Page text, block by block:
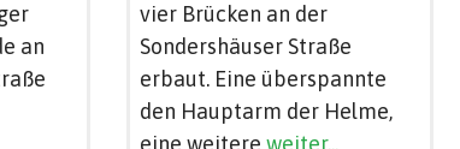
an
vier Brücken an der
Sondershäuser Straße
erbaut. Eine überspannte
den Hauptarm der Helme,
eine weitere weiter...